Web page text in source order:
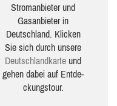
Stromanbieter und
Gasanbieter in
Deutschland. Klicken
Sie sich durch unsere
Deutsch­land­karte und
gehen dabei auf Ent­de­
ckungs­tour.